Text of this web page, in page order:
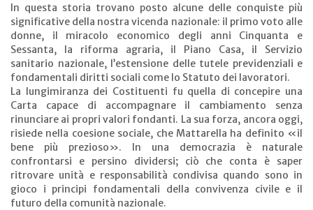
In questa storia trovano posto alcune delle conquiste più
significative della nostra vicenda nazionale: il primo voto alle
donne, il miracolo economico degli anni Cinquanta e
Sessanta, la riforma agraria, il Piano Casa, il Servizio
sanitario nazionale, l’estensione delle tutele previdenziali e
fondamentali diritti sociali come lo Statuto dei lavoratori.
La lungimiranza dei Costituenti fu quella di concepire una
Carta capace di accompagnare il cambiamento senza
rinunciare ai propri valori fondanti. La sua forza, ancora oggi,
risiede nella coesione sociale, che Mattarella ha definito «il
bene più prezioso». In una democrazia è naturale
confrontarsi e persino dividersi; ciò che conta è saper
ritrovare unità e responsabilità condivisa quando sono in
gioco i principi fondamentali della convivenza civile e il
futuro della comunità nazionale.